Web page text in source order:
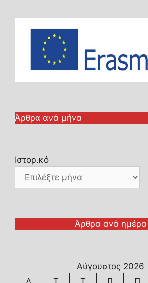
Άρθρα ανά μήνα
Ιστορικό
Άρθρα ανά ημέρα
Αύγουστος 2026